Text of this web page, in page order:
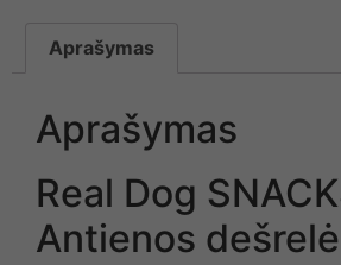
Aprašymas
Aprašymas
Real Dog
Antienos